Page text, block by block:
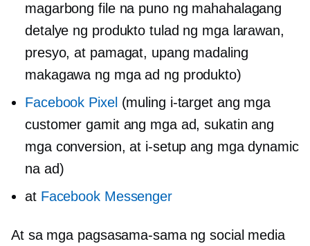
magarbong file na puno ng mahahalagang
detalye ng produkto tulad ng mga larawan,
presyo, at pamagat, upang madaling
makagawa ng mga ad ng produkto)
Facebook Pixel (muling i-target ang mga
customer gamit ang mga ad, sukatin ang
mga conversion, at i-setup ang mga dynamic
na ad)
at Facebook Messenger
At sa mga pagsasama-sama ng social media